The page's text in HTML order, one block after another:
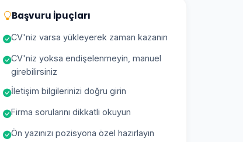
Başvuru İpuçları
CV'niz varsa yükleyerek zaman kazanın
CV'niz yoksa endişelenmeyin, manuel
girebilirsiniz
İletişim bilgilerinizi doğru girin
Firma sorularını dikkatli okuyun
Ön yazınızı pozisyona özel hazırlayın